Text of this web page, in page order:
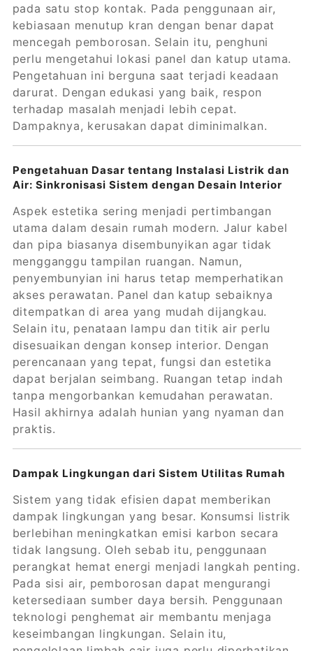
pada satu stop kontak. Pada penggunaan air,
kebiasaan menutup kran dengan benar dapat
mencegah pemborosan. Selain itu, penghuni
perlu mengetahui lokasi panel dan katup utama.
Pengetahuan ini berguna saat terjadi keadaan
darurat. Dengan edukasi yang baik, respon
terhadap masalah menjadi lebih cepat.
Dampaknya, kerusakan dapat diminimalkan.
Pengetahuan Dasar tentang Instalasi Listrik dan
Air: Sinkronisasi Sistem dengan Desain Interior
Aspek estetika sering menjadi pertimbangan
utama dalam desain rumah modern. Jalur kabel
dan pipa biasanya disembunyikan agar tidak
mengganggu tampilan ruangan. Namun,
penyembunyian ini harus tetap memperhatikan
akses perawatan. Panel dan katup sebaiknya
ditempatkan di area yang mudah dijangkau.
Selain itu, penataan lampu dan titik air perlu
disesuaikan dengan konsep interior. Dengan
perencanaan yang tepat, fungsi dan estetika
dapat berjalan seimbang. Ruangan tetap indah
tanpa mengorbankan kemudahan perawatan.
Hasil akhirnya adalah hunian yang nyaman dan
praktis.
Dampak Lingkungan dari Sistem Utilitas Rumah
Sistem yang tidak efisien dapat memberikan
dampak lingkungan yang besar. Konsumsi listrik
berlebihan meningkatkan emisi karbon secara
tidak langsung. Oleh sebab itu, penggunaan
perangkat hemat energi menjadi langkah penting.
Pada sisi air, pemborosan dapat mengurangi
ketersediaan sumber daya bersih. Penggunaan
teknologi penghemat air membantu menjaga
keseimbangan lingkungan. Selain itu,